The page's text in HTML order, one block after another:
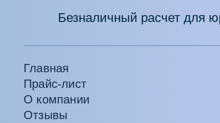
Безналичный расчет для
Главная
Прайс-лист
О компании
Отзывы